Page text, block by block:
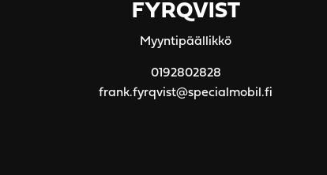
FYRQVIST
Myyntipäällikkö
0192802828
frank.fyrqvist@specialmobil.fi